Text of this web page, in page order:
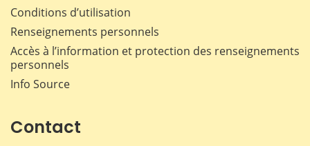
Conditions d’utilisation
Renseignements personnels
Accès à l’information et protection des renseignements
personnels
Info Source
Contact